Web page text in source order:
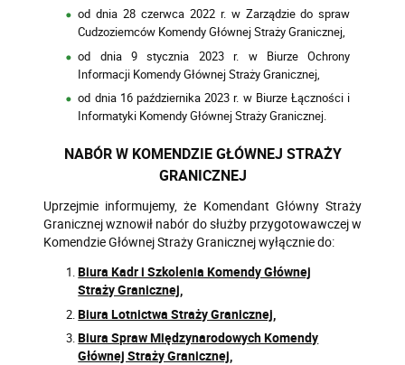
od dnia 28 czerwca 2022 r. w Zarządzie do spraw
Cudzoziemców Komendy Głównej Straży Granicznej,
od dnia 9 stycznia 2023 r. w Biurze Ochrony
Informacji Komendy Głównej Straży Granicznej,
od dnia 16 października 2023 r. w Biurze Łączności i
Informatyki Komendy Głównej Straży Granicznej.
NABÓR W KOMENDZIE GŁÓWNEJ STRAŻY
GRANICZNEJ
Uprzejmie informujemy, że Komendant Główny Straży
Granicznej wznowił nabór do służby przygotowawczej w
Komendzie Głównej Straży Granicznej wyłącznie do:
Biura Kadr i Szkolenia Komendy Głównej
Straży Granicznej,
Biura Lotnictwa Straży Granicznej
Biura Spraw Międzynarodowych Komendy
Głównej Straży Granicznej,